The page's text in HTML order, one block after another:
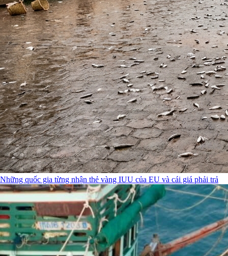
Những quốc gia từng nhận thẻ vàng IUU của EU và cái giá phải trả